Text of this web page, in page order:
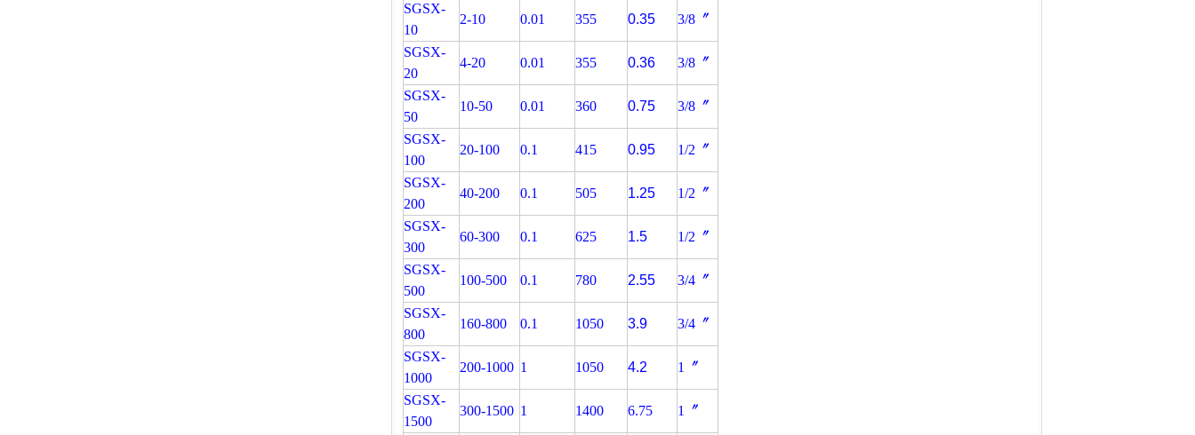
SGSX-
10
2-10 0.01 355 0.35 3/8〞
SGSX-
20
4-20 0.01 355 0.36 3/8〞
SGSX-
50
10-50 0.01 360 0.75 3/8〞
SGSX-
100
20-100 0.1 415 0.95 1/2〞
SGSX-
200
40-200 0.1 505 1.25 1/2〞
SGSX-
300
60-300 0.1 625 1.5 1/2〞
SGSX-
500
100-500 0.1 780 2.55 3/4〞
SGSX-
800
160-800 0.1 1050 3.9 3/4〞
SGSX-
1000
200-1000 1 1050 4.2 1〞
SGSX-
1500
300-1500 1 1400 6.75 1〞